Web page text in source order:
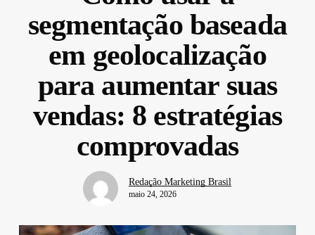
segmentação baseada
em geolocalização
para aumentar suas
vendas: 8 estratégias
comprovadas
Redação Marketing Brasil
maio 24, 2026